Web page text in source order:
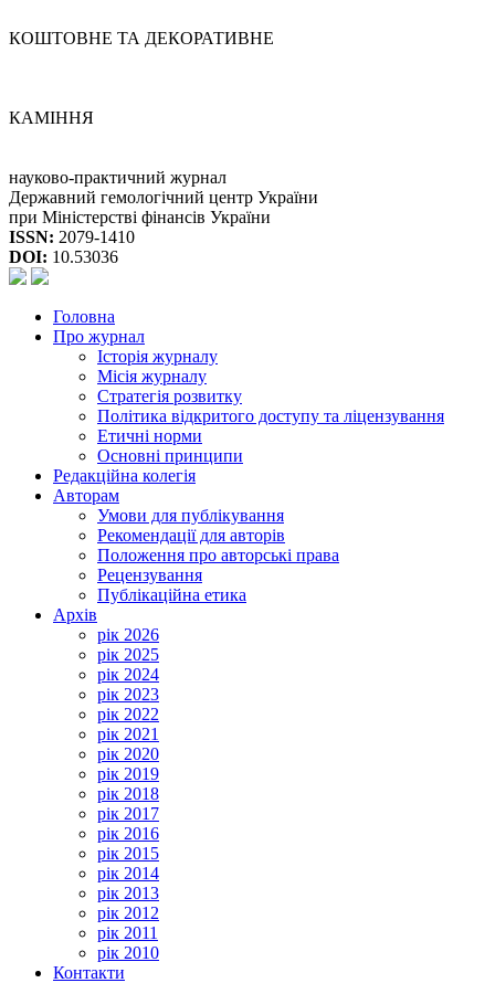
КОШТОВНЕ ТА ДЕКОРАТИВНЕ
КАМІННЯ
науково-практичний журнал
Державний гемологічний центр України
при Міністерстві фінансів України
ISSN: 2079-1410
DOI: 10.53036
Головна
Про журнал
Історія журналу
Місія журналу
Стратегія розвитку
Політика відкритого доступу та ліцензування
Етичні норми
Основні принципи
Редакційна колегія
Авторам
Умови для публікування
Рекомендації для авторів
Положення про авторські права
Рецензування
Публікаційна етика
Архів
рік 2026
рік 2025
рік 2024
рік 2023
рік 2022
рік 2021
рік 2020
рік 2019
рік 2018
рік 2017
рік 2016
рік 2015
рік 2014
рік 2013
рік 2012
рік 2011
рік 2010
Контакти